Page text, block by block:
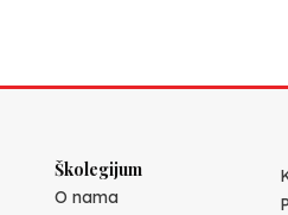
Školegijum
O nama